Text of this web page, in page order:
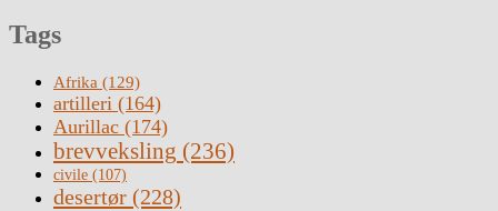
Tags
Afrika (129)
artilleri (164)
Aurillac (174)
brevveksling (236)
civile (107)
desertør (228)